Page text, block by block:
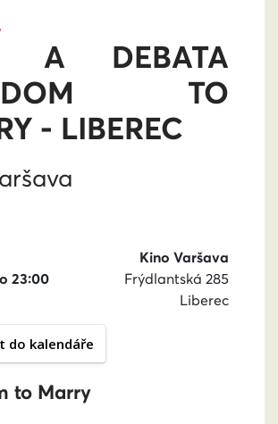
A DEBATA
TO
- LIBEREC
23:00
Kino Varšava
Frýdlantská 285
Liberec
do kalendáře
to Marry